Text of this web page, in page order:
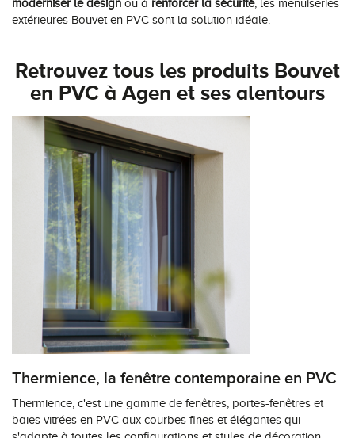
moderniser le design ou à renforcer la sécurité, les menuiseries
extérieures Bouvet en PVC sont la solution idéale.
Retrouvez tous les produits Bouvet
en PVC à Agen et ses alentours
Thermience, la fenêtre contemporaine en PVC
Thermience, c'est une gamme de fenêtres, portes-fenêtres et
baies vitrées en PVC aux courbes fines et élégantes qui